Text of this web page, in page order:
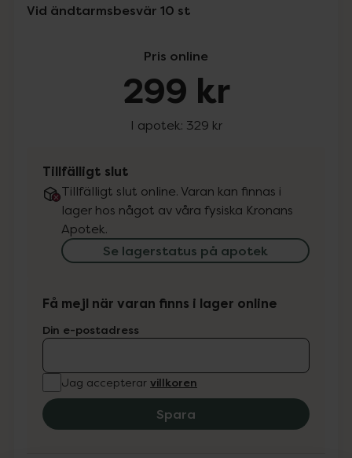
Vid ändtarmsbesvär 10 st
Pris online
299 kr
I apotek: 329 kr
Tillfälligt slut
Tillfälligt slut online. Varan kan finnas i
lager hos något av våra fysiska Kronans
Apotek.
Se lagerstatus på apotek
Få mejl när varan finns i lager online
Din e-postadress
Jag accepterar villkoren
Spara